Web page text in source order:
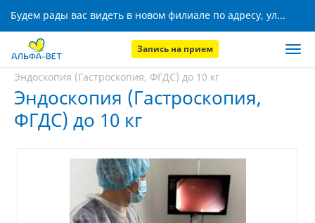
Будем рады вас видеть в новом филиале по адресу, ул. Кижеватова, 8!
Запись на прием
Главная
Эндоскопия (Гастроскопия, ФГДС) до 10 кг
Эндоскопия (Гастроскопия,
ФГДС) до 10 кг